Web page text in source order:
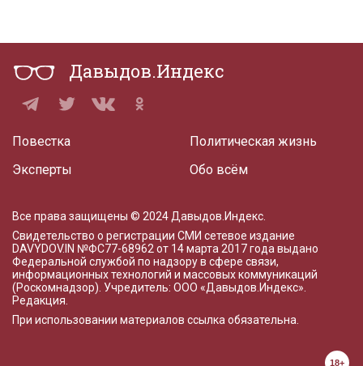
Давыдов.Индекс
Повестка
Эксперты
Политическая жизнь
Обо всём
Все права защищены © 2024 Давыдов.Индекс.
Свидетельство о регистрации СМИ сетевое издание
DAVYDOV.IN №ФС77-68962 от 14 марта 2017 года выдано
Федеральной службой по надзору в сфере связи,
информационных технологий и массовых коммуникаций
(Роскомнадзор). Учредитель: ООО «Давыдов.Индекс».
Редакция
При использовании материалов ссылка обязательна.
18+